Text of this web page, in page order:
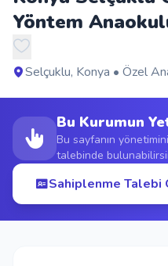
Şehirler
Duyurular
S.S.S.
Blog
Yöntem
Selçuklu, Konya • Özel
Bu Kurumun
Bu sayfanın
talebinde
Sahiplenme Talebi